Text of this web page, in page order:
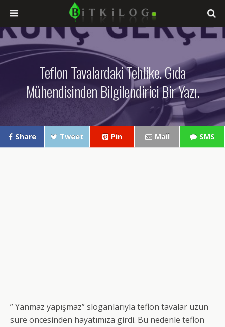
Teflon Tavalardaki Tehlike. Gıda
Mühendisinden Bilgilendirici Bir Yazı.
Share Tweet Pin Mail SMS
” Yanmaz yapışmaz” sloganlarıyla teflon tavalar uzun
süre öncesinden hayatımıza girdi. Bu nedenle teflon